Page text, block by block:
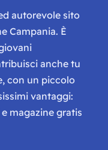
autorevole sito
Campania. È
anche tu
con un piccolo
vantaggi:
magazine gratis